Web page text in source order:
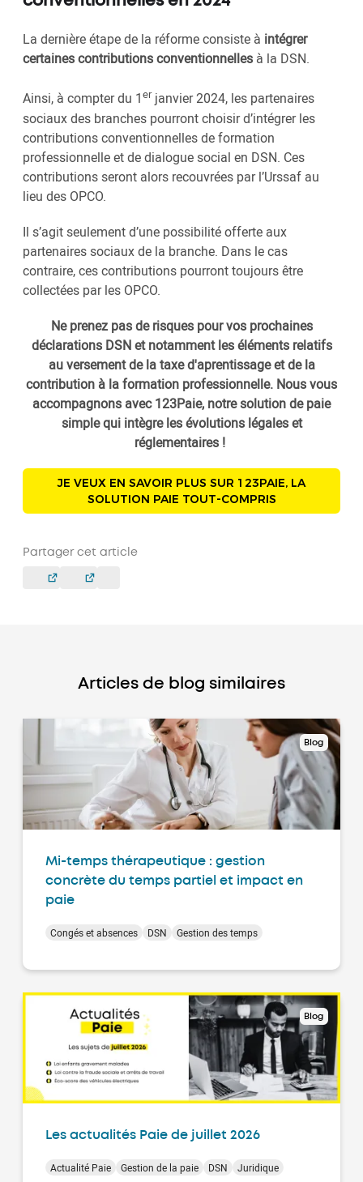
La dernière étape de la réforme consiste à intégrer
certaines contributions conventionnelles à la DSN.
Ainsi, à compter du 1erjanvier 2024, les partenaires
sociaux des branches pourront choisir d’intégrer les
contributions conventionnelles de formation
professionnelle et de dialogue social en DSN. Ces
contributions seront alors recouvrées par l’Urssaf au
lieu des OPCO.
Il s’agit seulement d’une possibilité offerte aux
partenaires sociaux de la branche. Dans le cas
contraire, ces contributions pourront toujours être
collectées par les OPCO.
Ne prenez pas de risques pour vos prochaines
déclarations DSN et notamment les éléments relatifs
au versement de la taxe d'aprentissage et de la
contribution à la formation professionnelle. Nous vous
accompagnons avec 123Paie, notre solution de paie
simple qui intègre les évolutions légales et
réglementaires !
JE VEUX EN SAVOIR PLUS SUR 123PAIE, LA
SOLUTION PAIE TOUT-COMPRIS
Partager cet article
Articles de blog similaires
Blog
Mi-temps thérapeutique : gestion
concrète du temps partiel et impact en
paie
Congés et absences DSN Gestion des temps
Blog
Les actualités Paie de juillet 2026
Actualité Paie Gestion de la paie DSN Juridique